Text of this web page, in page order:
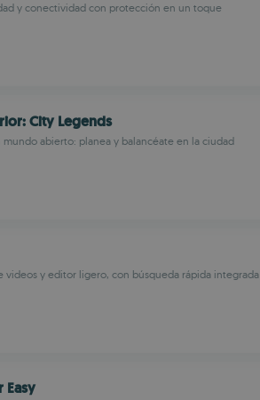
y conectividad con protección en un toque
City Legends
abierto: planea y balancéate en la ciudad
videos y editor ligero, con búsqueda rápida integrada
Easy